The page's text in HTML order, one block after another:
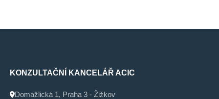
KONZULTAČNÍ KANCELÁŘ ACIC
Domažlická 1, Praha 3 - Žižkov